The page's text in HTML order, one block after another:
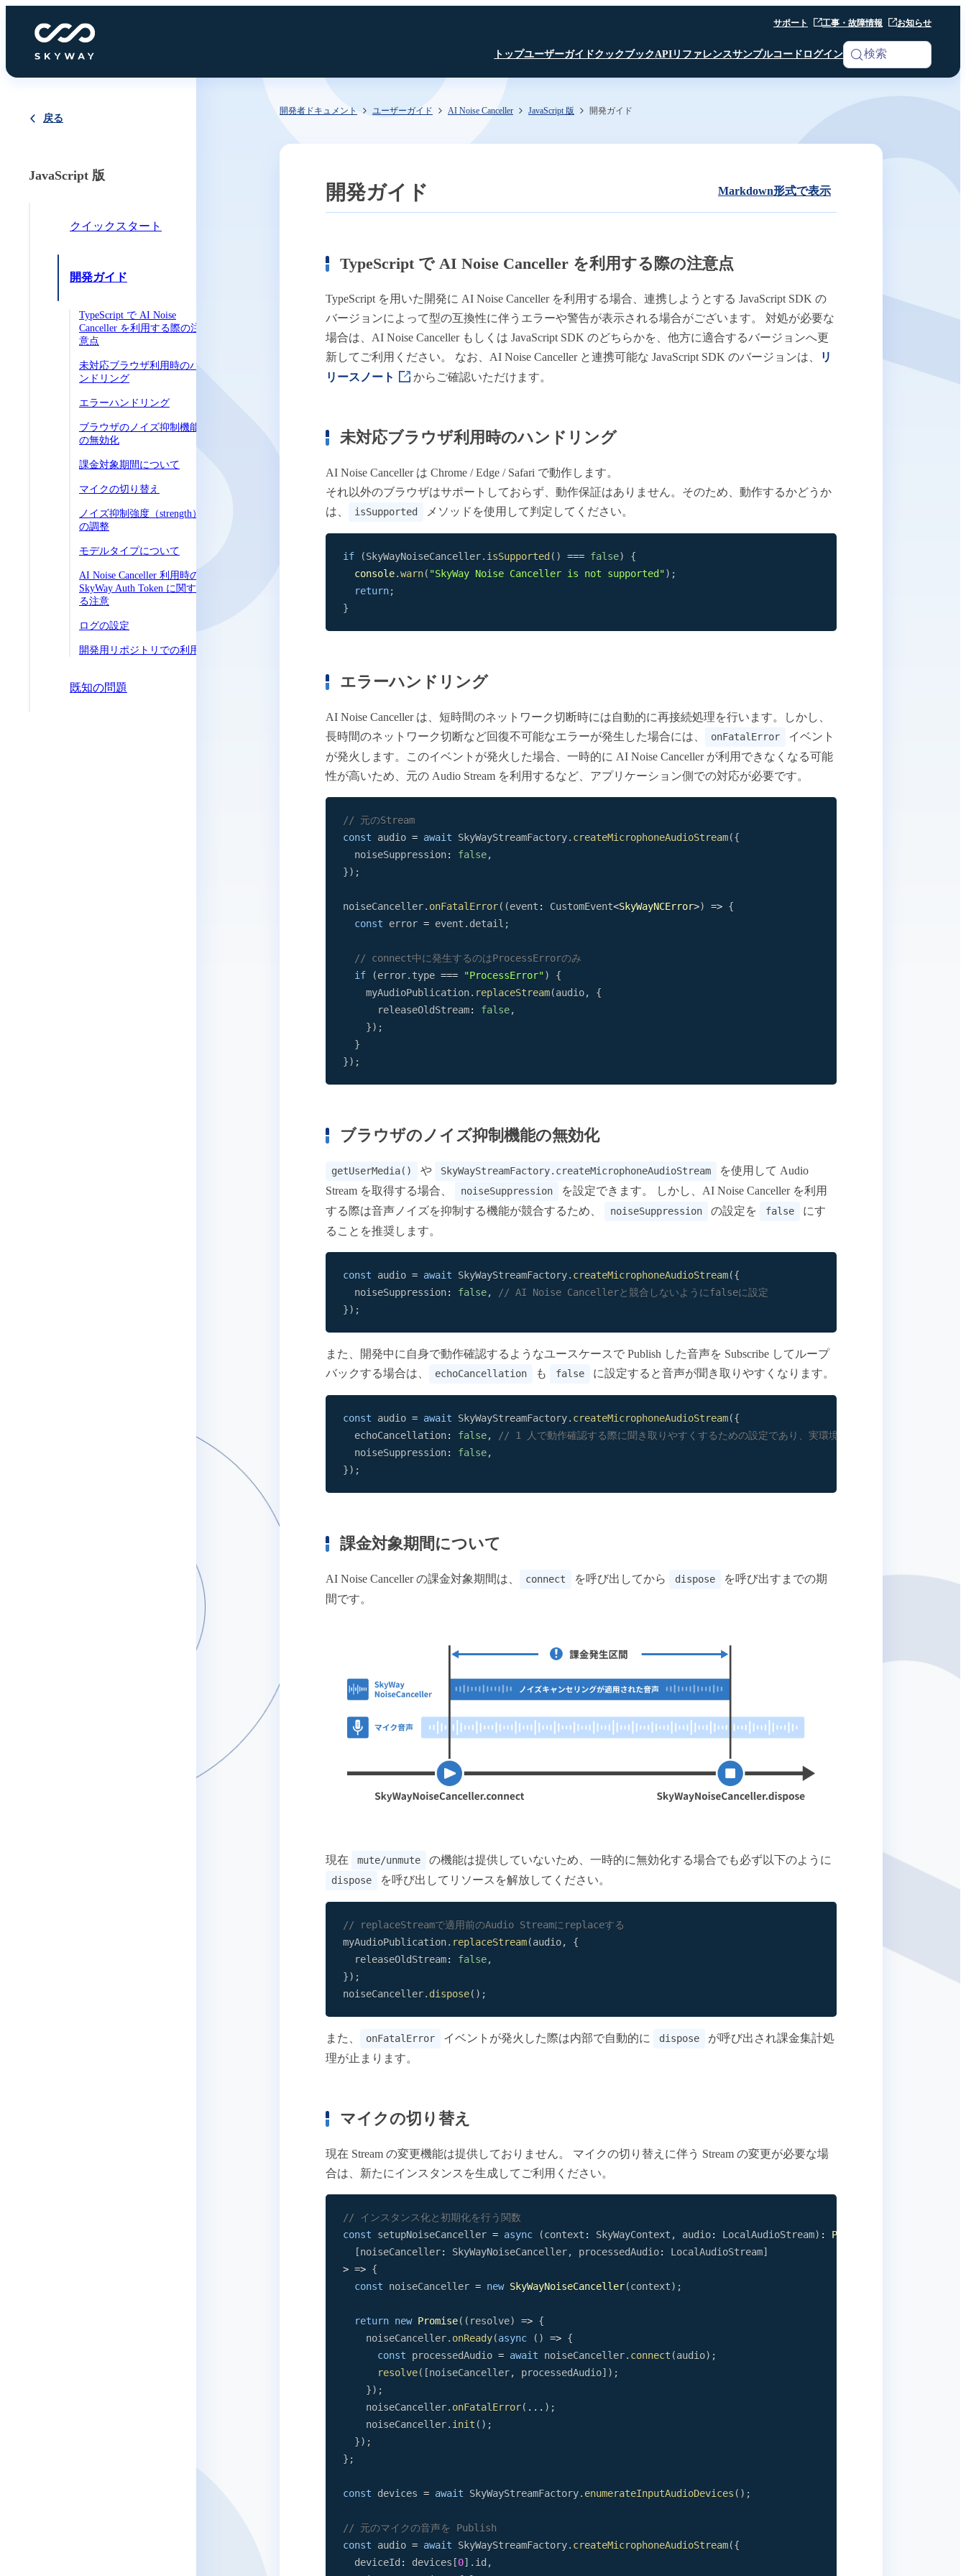
サポート 工事・故障情報 お知らせ
トップユーザーガイド
はじめに 認証・認可
Linux SDK
録音・録画 AI Noise Canceller Webhook
文字起こし β版 SkyWay コンソール その他 共通仕様
用語集
クックブック
JavaScript SDK iOS SDK
Room API ／
APIリファレンス
JavaScript SDK
Python SDK β版
AI Noise Canceller
サンプルコード
JavaScript SDK iOS SDK
認証・認可
ログイン 検索
戻る
JavaScript 版
クイックスタート
開発ガイド
TypeScript で AI Noise
Canceller を利用する際の注
意点
未対応ブラウザ利用時のハ
ンドリング
エラーハンドリング
ブラウザのノイズ抑制機能
の無効化
課金対象期間について
マイクの切り替え
ノイズ抑制強度（strength）
の調整
モデルタイプについて
AI Noise Canceller 利用時の
SkyWay Auth Token に関す
る注意
ログの設定
開発用リポジトリでの利用
既知の問題
開発者ドキュメント ユーザーガイド AI Noise Canceller JavaScript 版 開発ガイド
Markdown形式で表示
開発ガイド
TypeScript で AI Noise Canceller を利用する際の注意点
TypeScript を用いた開発に AI Noise Canceller を利用する場合、連携しようとする JavaScript SDK の
バージョンによって型の互換性に伴うエラーや警告が表示される場合がございます。 対処が必要な
場合は、AI Noise Canceller もしくは JavaScript SDK のどちらかを、他方に適合するバージョンへ更
新してご利用ください。 なお、AI Noise Canceller と連携可能な JavaScript SDK のバージョンは、
リ
リースノート
からご確認いただけます。
未対応ブラウザ利用時のハンドリング
AI Noise Canceller は Chrome / Edge / Safari で動作します。
それ以外のブラウザはサポートしておらず、動作保証はありません。そのため、動作するかどうか
は、
isSupported メソッドを使用して判定してください。
if (SkyWayNoiseCanceller. isSupported ( ) === false)
{
console.warn( "SkyWay Noise Canceller is not supported") ;
return;
}
エラーハンドリング
AI Noise Canceller は、短時間のネットワーク切断時には自動的に再接続処理を行います。しかし、
長時間のネットワーク切断など回復不可能なエラーが発生した場合には、
onFatalError
イベント
が発火します。このイベントが発火した場合、一時的に AI Noise Canceller が利用できなくなる可能
性が高いため、元の Audio Stream を利用するなど、アプリケーション側での対応が必要です。
// 元のStream
const audio = await SkyWayStreamFactory. createMicrophoneAudioStream({
  noiseSuppression
: false,
}) ;
noiseCanceller. onFatalError( (event : CustomEvent<SkyWayNCError>) => {
const error = event . detail ;
// connect中に発生するのはProcessErrorのみ
if
(error. type === "ProcessError")
{
    myAudioPublication
. replaceStream(audio,
{
      releaseOldStream
: false,
}) ;
}
}) ;
ブラウザのノイズ抑制機能の無効化
getUserMedia() や SkyWayStreamFactory.createMicrophoneAudioStream
を使用して Audio
Stream を取得する場合、
noiseSuppression
を設定できます。 しかし、AI Noise Canceller を利用
する際は音声ノイズを抑制する機能が競合するため、
noiseSuppression の設定を false
にす
ることを推奨します。
const audio = await SkyWayStreamFactory. createMicrophoneAudioStream({
  noiseSuppression
: false,
// AI Noise Cancellerと競合しないようにfalseに設定
}) ;
また、開発中に自身で動作確認するようなユースケースで Publish した音声を Subscribe してループ
バックする場合は、
echoCancellation も false に設定すると音声が聞き取りやすくなります。
const audio = await SkyWayStreamFactory. createMicrophoneAudioStream({
  echoCancellation
: false,
// 1 人で動作確認する際に聞き取りやすくするための設定であり、実環境では true を推奨
  noiseSuppression
: false,
}) ;
課金対象期間について
AI Noise Canceller の課金対象期間は、 connect を呼び出してから dispose
を呼び出すまでの期
間です。
現在 mute/unmute の機能は提供していないため、一時的に無効化する場合でも必ず以下のように
dispose を呼び出してリソースを解放してください。
// replaceStreamで適用前のAudio Streamにreplaceする
myAudioPublication. replaceStream(audio,
{
  releaseOldStream
: false,
}) ;
noiseCanceller. dispose( ) ;
また、 onFatalError イベントが発火した際は内部で自動的に dispose
が呼び出され課金集計処
理が止まります。
マイクの切り替え
現在 Stream の変更機能は提供しておりません。 マイクの切り替えに伴う Stream の変更が必要な場
合は、新たにインスタンスを生成してご利用ください。
// インスタンス化と初期化を行う関数
const setupNoiseCanceller = async (context : SkyWayContext , audio: LocalAudioStream) : Promise
[noiseCanceller: SkyWayNoiseCanceller, processedAudio: LocalAudioStream]
> => {
const noiseCanceller = new SkyWayNoiseCanceller(context) ;
return new Promise( ( resolve) => {
    noiseCanceller
. onReady(async ( ) => {
const processedAudio = await noiseCanceller. connect (audio) ;
resolve( [noiseCanceller, processedAudio] ) ;
}) ;
    noiseCanceller
. onFatalError( ... ) ;
    noiseCanceller
. init ( ) ;
}) ;
} ;
const devices = await SkyWayStreamFactory. enumerateInputAudioDevices ( ) ;
// 元のマイクの音声を Publish
const audio = await SkyWayStreamFactory. createMicrophoneAudioStream({
  deviceId
: devices [0] . id ,